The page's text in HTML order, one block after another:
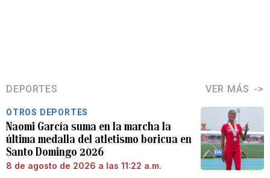
DEPORTES VER MÁS
OTROS DEPORTES
Naomi García suma en la marcha la
última medalla del atletismo boricua en
Santo Domingo 2026
8 de agosto de 2026 a las 11:22 a.m.